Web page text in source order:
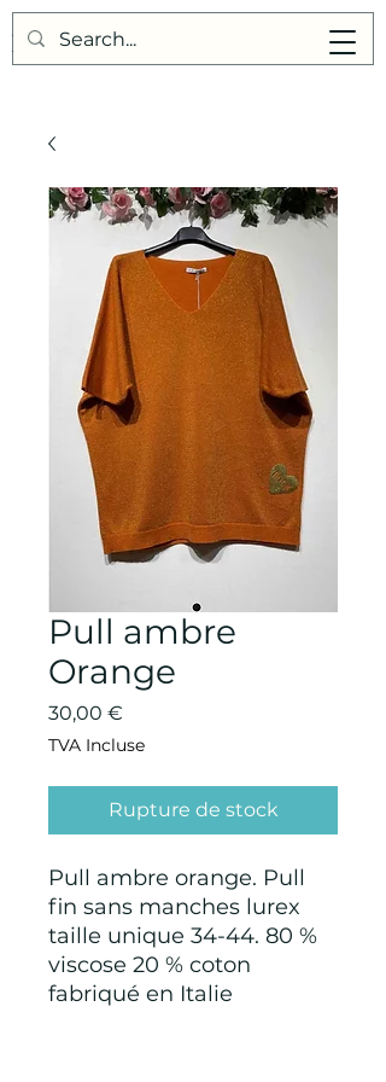
Points de Suture
Pull ambre
Orange
30,00 €
TVA Incluse
Rupture de stock
Pull ambre orange. Pull
fin sans manches lurex
taille unique 34-44. 80 %
viscose 20 % coton
fabriqué en Italie